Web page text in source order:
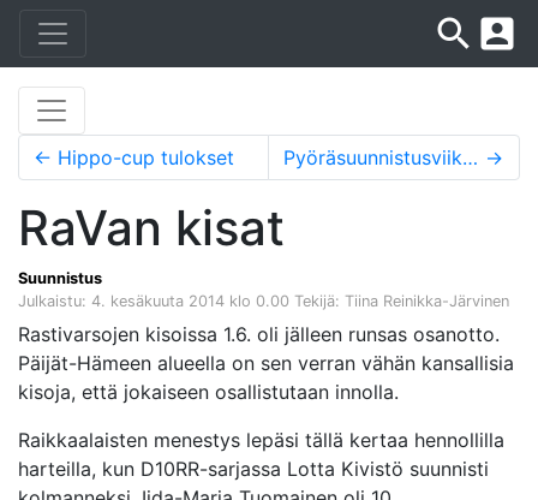
search account_box
← Hippo-cup tulokset Pyöräsuunnistusviikonloppu Joutsassa ja Vierumäellä →
RaVan kisat
Suunnistus
Julkaistu: 4. kesäkuuta 2014 klo 0.00 Tekijä: Tiina Reinikka-Järvinen
Rastivarsojen kisoissa 1.6. oli jälleen runsas osanotto.
Päijät-Hämeen alueella on sen verran vähän kansallisia
kisoja, että jokaiseen osallistutaan innolla.
Raikkaalaisten menestys lepäsi tällä kertaa hennollilla
harteilla, kun D10RR-sarjassa Lotta Kivistö suunnisti